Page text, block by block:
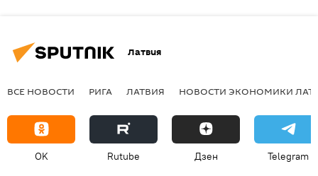
Латвия
ВСЕ НОВОСТИ РИГА ЛАТВИЯ НОВОСТИ ЭКОНОМИКИ
OK Rutube Дзен Telegram